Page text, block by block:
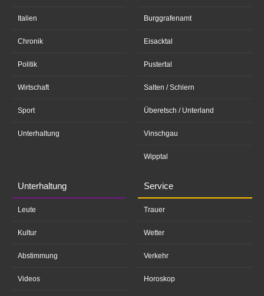
Italien
Chronik
Politik
Wirtschaft
Sport
Unterhaltung
Burggrafenamt
Eisacktal
Pustertal
Salten / Schlern
Überetsch / Unterland
Vinschgau
Wipptal
Unterhaltung
Leute
Kultur
Abstimmung
Videos
Service
Trauer
Wetter
Verkehr
Horoskop